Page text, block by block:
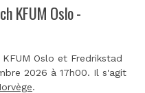
KFUM Oslo -
Oslo et Fredrikstad
2026 à 17h00. Il s'agit
.